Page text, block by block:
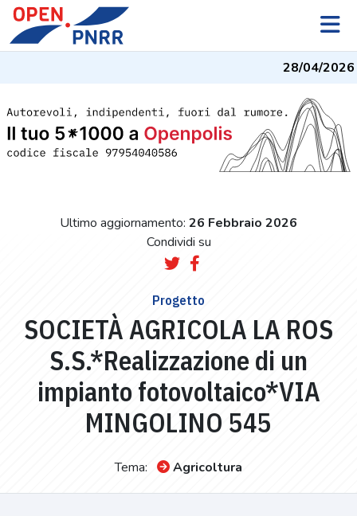
28/04/2026-
Ultimo aggiornamento: 26 Febbraio 2026
Condividi su
Progetto
SOCIETÀ AGRICOLA LA ROS
S.S.*Realizzazione di un
impianto fotovoltaico*VIA
MINGOLINO 545
Tema: Agricoltura